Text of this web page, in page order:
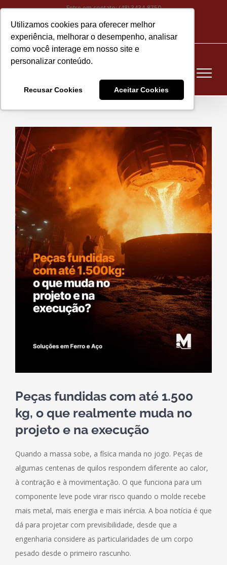
Utilizamos cookies para oferecer melhor
experiência, melhorar o desempenho, analisar
como você interage em nosso site e
personalizar conteúdo.
Recusar Cookies Aceitar Cookies
Ir
para
conteúdo
Entre em contato:(48) 3434-8750
Instagram
mail
View
Larger
Image
Peças fundidas com até 1.500
kg, o que realmente muda no
projeto e na execução
Quando a massa sobe, a física manda no jogo. Peças de
algumas centenas de quilos respondem diferente ao calor,
à contração e à movimentação. O que funciona para um
componente leve pode virar risco quando o molde recebe
mais metal, mais energia e mais inércia. A boa notícia é que
dá para projetar com previsibilidade, desde que a
engenharia considere as particularidades de um corpo
pesado desde o primeiro rascunho.